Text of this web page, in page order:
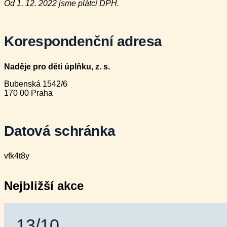
Od 1. 12. 2022 jsme plátci DPH.
Korespondenční adresa
Naděje pro děti úplňku, z. s.
Bubenská 1542/6
170 00 Praha
Datová schránka
vfk4t8y
Nejbližší akce